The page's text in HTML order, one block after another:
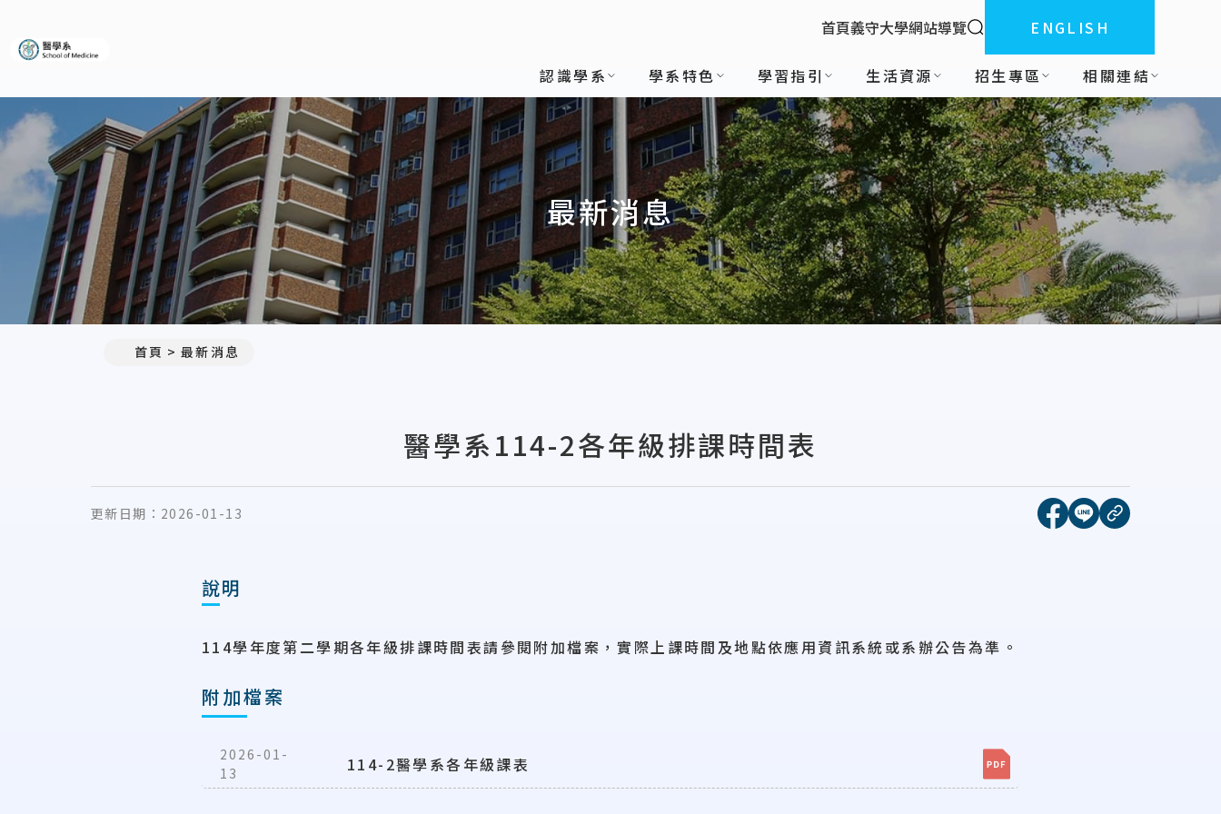
:::
首頁義守大學網站導覽 全站搜索ENGLISH
認識學系 學系特色 學習指引 生活資源 招生專區 相關連結
最新消息
首頁 最新消息
醫學系114-2各年級排課時間表
更新日期： 2026-01-13 [另開新視窗]分享到
[另開新視窗]分享
複製連結
說明
114學年度第二學期各年級排課時間表請參閱附加檔案，實際上課時間及地點依應用資訊系統或系辦公告為準。
附加檔案
2026-01-
13
114-2醫學系各年級課表